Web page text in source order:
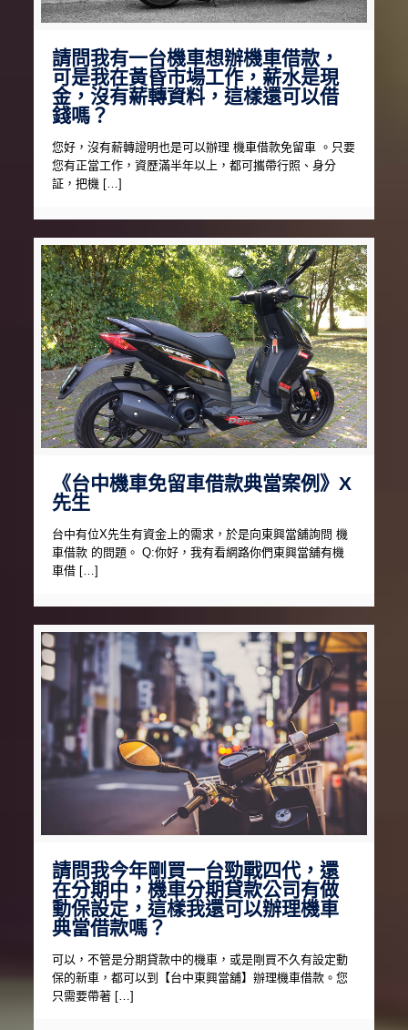
請問我有一台機車想辦機車借款，
可是我在黃昏市場工作，薪水是現
金，沒有薪轉資料，這樣還可以借
錢嗎？
您好，沒有薪轉證明也是可以辦理 機車借款免留車 。只要
您有正當工作，資歷滿半年以上，都可攜帶行照、身分
証，把機 […]
《台中機車免留車借款典當案例》X
先生
台中有位X先生有資金上的需求，於是向東興當舖詢問 機
車借款 的問題。 Q:你好，我有看網路你們東興當舖有機
車借 […]
請問我今年剛買一台勁戰四代，還
在分期中，機車分期貸款公司有做
動保設定，這樣我還可以辦理機車
典當借款嗎？
可以，不管是分期貸款中的機車，或是剛買不久有設定動
保的新車，都可以到【台中東興當舖】辦理機車借款。您
只需要帶著 […]